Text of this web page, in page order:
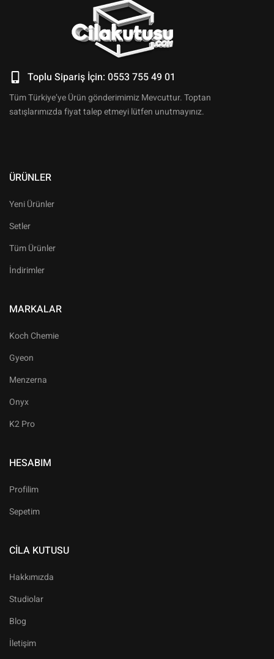
Toplu Sipariş İçin: 0553 755 49 01
Tüm Türkiye’ye Ürün gönderimimiz Mevcuttur. Toptan
satışlarımızda fiyat talep etmeyi lütfen unutmayınız.
ÜRÜNLER
Yeni Ürünler
Setler
Tüm Ürünler
İndirimler
MARKALAR
Koch Chemie
Gyeon
Menzerna
Onyx
K2 Pro
HESABIM
Profilim
Sepetim
CILA KUTUSU
Hakkımızda
Studiolar
Blog
İletişim